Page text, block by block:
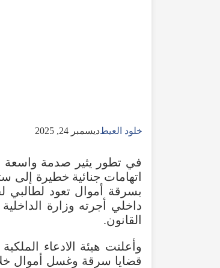
خلود العيطديسمبر 24, 2025
في تطور يثير صدمة واسعة
اتهامات جنائية خطيرة إلى
بسرقة أموال تعود
داخلي أجرته وزارة
القانون.